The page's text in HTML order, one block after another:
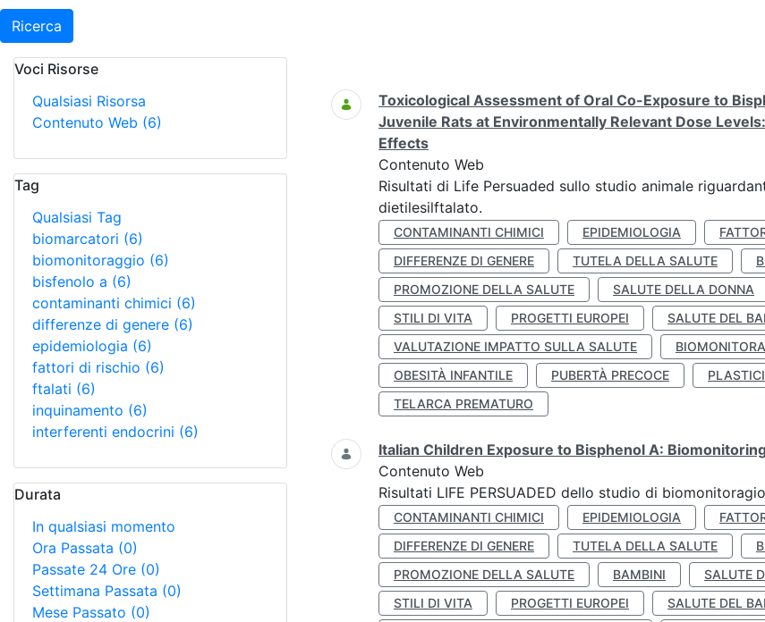
Ricerca
Voci Risorse
Qualsiasi Risorsa
Contenuto Web (6)
Tag
Qualsiasi Tag
biomarcatori (6)
biomonitoraggio (6)
bisfenolo a (6)
contaminanti chimici (6)
differenze di genere (6)
epidemiologia (6)
fattori di rischio (6)
ftalati (6)
inquinamento (6)
interferenti endocrini (6)
Durata
In qualsiasi momento
Ora Passata (0)
Passate 24 Ore (0)
Settimana Passata (0)
Mese Passato (0)
Ricerca
Toxicological Assessment of Oral Co-Exposure to
Juvenile Rats at Environmentally Relevant Dose
Effects
Contenuto Web
Risultati di Life Persuaded sullo studio animale
dietilesilftalato.
CONTAMINANTI CHIMICI EPIDEMIOLOGIA
DIFFERENZE DI GENERE
TUTELA DELLA SALUTE
PROMOZIONE DELLA SALUTE
SALUTE DELLA DONNA
STILI DI VITA
PROGETTI EUROPEI SALUTE DEL
VALUTAZIONE IMPATTO SULLA SALUTE
OBESITÀ INFANTILE
PUBERTÀ PRECOCE
TELARCA PREMATURO
Italian Children Exposure to Bisphenol A:
Contenuto Web
Risultati LIFE PERSUADED dello studio di
CONTAMINANTI CHIMICI EPIDEMIOLOGIA
DIFFERENZE DI GENERE
TUTELA DELLA SALUTE
PROMOZIONE DELLA SALUTE
BAMBINI SALUTE
STILI DI VITA
PROGETTI EUROPEI SALUTE DEL